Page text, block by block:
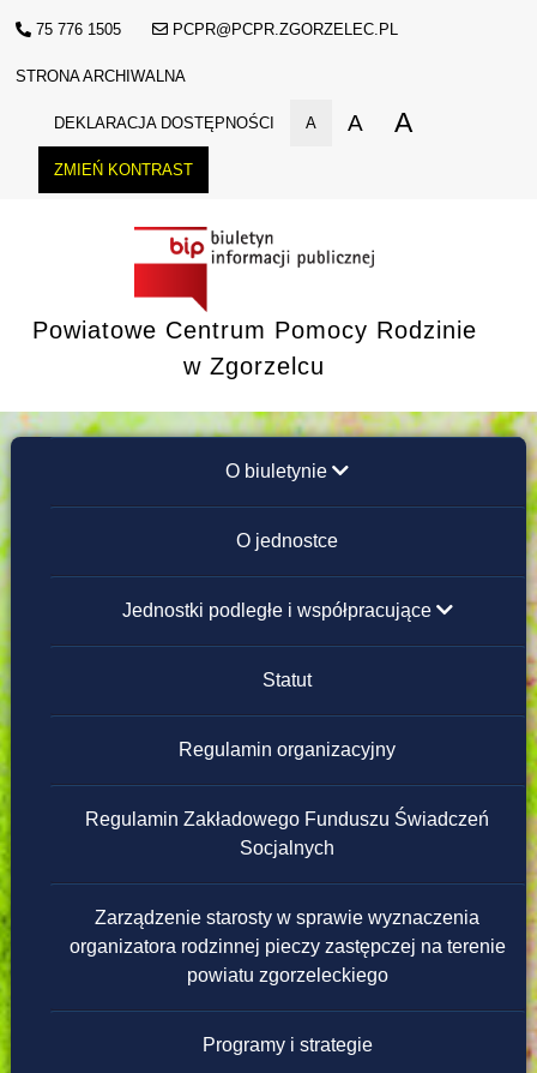
75 776 1505 PCPR@PCPR.ZGORZELEC.PL
STRONA ARCHIWALNA
DEKLARACJA DOSTĘPNOŚCI A A A
ZMIEŃ KONTRAST
Powiatowe Centrum Pomocy Rodzinie
w Zgorzelcu
O biuletynie
Instrukcja obsługi
Redakcja strony
O jednostce
Jednostki podległe i współpracujące
Placówki Opiekuńczo-Wychowawcze
Domy Pomocy Społecznej
Powiatowe Ośrodki Wsparcia
Ośrodek Interwencji Kryzysowej
Statut
Regulamin organizacyjny
Regulamin Zakładowego Funduszu Świadczeń
Socjalnych
Zarządzenie starosty w sprawie wyznaczenia
organizatora rodzinnej pieczy zastępczej na terenie
powiatu zgorzeleckiego
Programy i strategie